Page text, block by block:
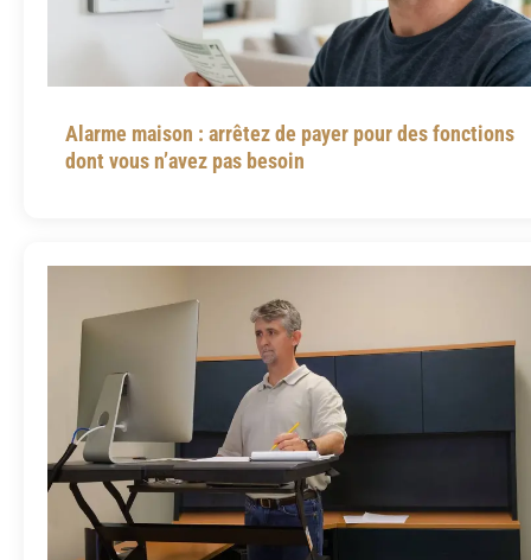
Alarme maison : arrêtez de payer pour des fonctions
dont vous n’avez pas besoin